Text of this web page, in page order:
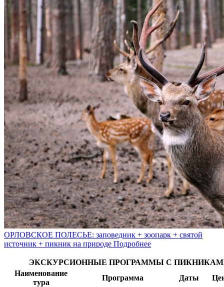
ОРЛОВСКОЕ ПОЛЕСЬЕ: заповедник + зоопарк + святой
источник + пикник на природе Подробнее
ЭКСКУРСИОННЫЕ ПРОГРАММЫ С
Наименование
тура
Программа Даты